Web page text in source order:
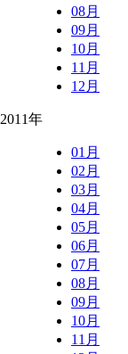
08月
09月
10月
11月
12月
2011年
01月
02月
03月
04月
05月
06月
07月
08月
09月
10月
11月